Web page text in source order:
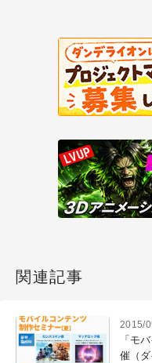
関連記事
2015/
「モ
催（ダ